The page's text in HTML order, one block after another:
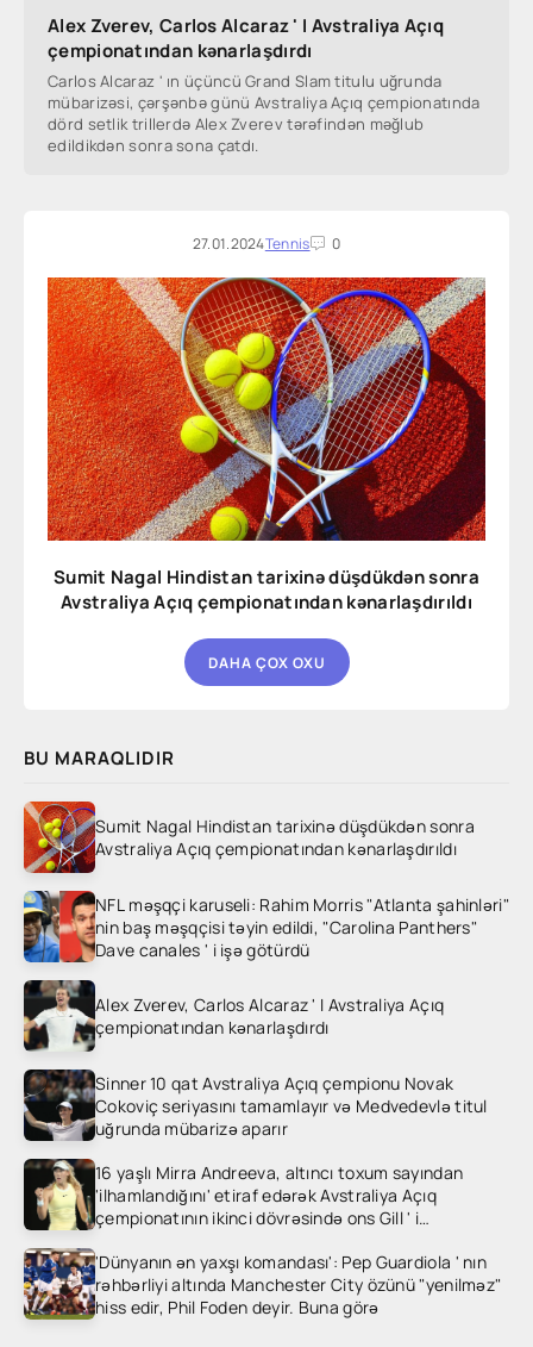
Alex Zverev, Carlos Alcaraz ' I Avstraliya Açıq
çempionatından kənarlaşdırdı
Carlos Alcaraz ' ın üçüncü Grand Slam titulu uğrunda
mübarizəsi, çərşənbə günü Avstraliya Açıq çempionatında
dörd setlik trillerdə Alex Zverev tərəfindən məğlub
edildikdən sonra sona çatdı.
27.01.2024Tennis 0
Sumit Nagal Hindistan tarixinə düşdükdən sonra
Avstraliya Açıq çempionatından kənarlaşdırıldı
DAHA ÇOX OXU
BU MARAQLIDIR
Sumit Nagal Hindistan tarixinə düşdükdən sonra
Avstraliya Açıq çempionatından kənarlaşdırıldı
NFL məşqçi karuseli: Rahim Morris "Atlanta şahinləri"
nin baş məşqçisi təyin edildi, "Carolina Panthers"
Dave canales ' i işə götürdü
Alex Zverev, Carlos Alcaraz ' I Avstraliya Açıq
çempionatından kənarlaşdırdı
Sinner 10 qat Avstraliya Açıq çempionu Novak
Cokoviç seriyasını tamamlayır və Medvedevlə titul
uğrunda mübarizə aparır
16 yaşlı Mirra Andreeva, altıncı toxum sayından
'ilhamlandığını' etiraf edərək Avstraliya Açıq
çempionatının ikinci dövrəsində ons Gill ' i
'Dünyanın ən yaxşı komandası': Pep Guardiola ' nın
rəhbərliyi altında Manchester City özünü "yenilməz"
hiss edir, Phil Foden deyir. Buna görə